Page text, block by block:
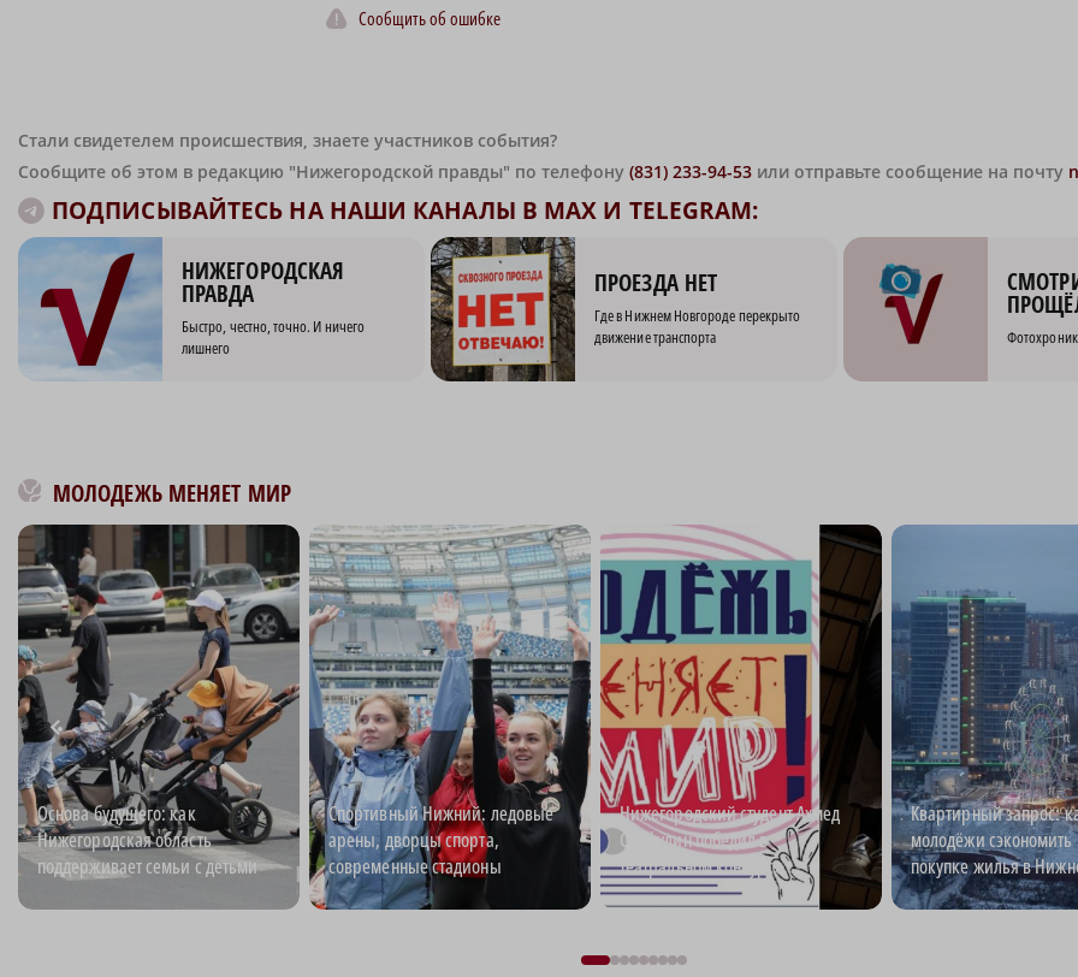
Сообщить об ошибке
Стали свидетелем происшествия, знаете участников события?
Сообщите об этом в редакцию "Нижегородской правды" по телефону (831) 233-94-53 или отправьте сообщение на почту
ПОДПИСЫВАЙТЕСЬ НА НАШИ КАНАЛЫ В MAX И TELEGRAM:
НИЖЕГОРОДСКАЯ
ПРАВДА
Быстро, честно, точно. И ничего
лишнего
ПРОЕЗДА НЕТ
Где в Нижнем Новгороде перекрыто
движение транспорта
МОЛОДЕЖЬ МЕНЯЕТ МИР
Основа будущего: как
Нижегородская область
поддерживает семьи с детьми
Спортивный Нижний: ледовые
арены, дворцы спорта,
современные стадионы
Нижегородский студент Ахмед
Сайфулин победил в
театральном конкурсе
«Табуретка»
Квартирный запрос:
молодёжи сэкономить
покупке жилья в
Новгороде